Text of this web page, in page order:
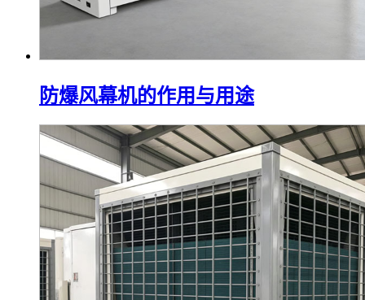
防爆风幕机的作用与用途